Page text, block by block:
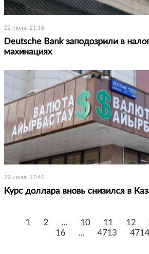
22 июля, 21:16
Deutsche Bank заподозрили в
махинациях
22 июля, 17:41
Курс доллара вновь снизился в
1 2 ... 10 11 12
16
... 4713 4714